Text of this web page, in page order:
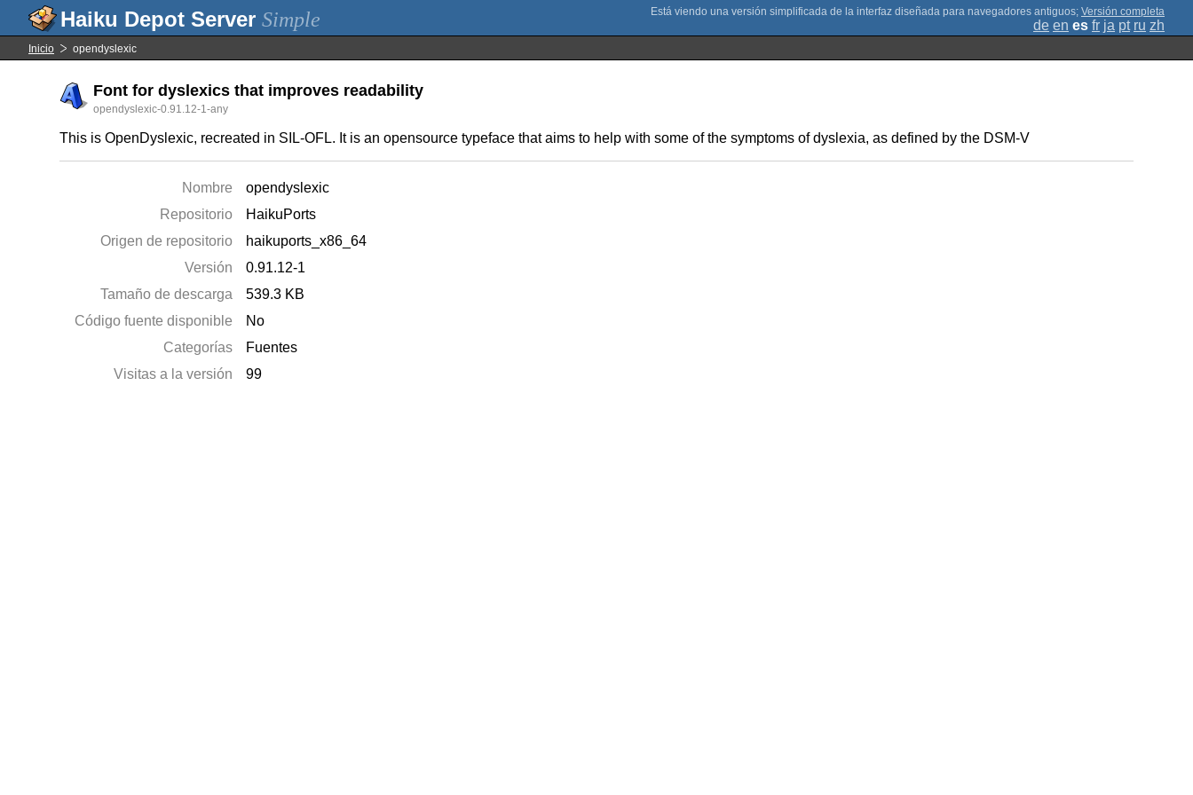
Simple ; Versión completa
de en es fr ja pt ru zh
Inicio opendyslexic
Font for dyslexics that improves readability
opendyslexic-0.91.12-1-any
This is OpenDyslexic, recreated in SIL-OFL. It is an opensource typeface that aims to help with some of the symptoms of dyslexia, as defined by the DSM-V
Nombre
opendyslexic
Repositorio
HaikuPorts
Origen de repositorio
haikuports_x86_64
Versión
0.91.12-1
Tamaño de descarga
539.3 KB
Código fuente disponible
No
Categorías
Fuentes
Visitas a la versión
99